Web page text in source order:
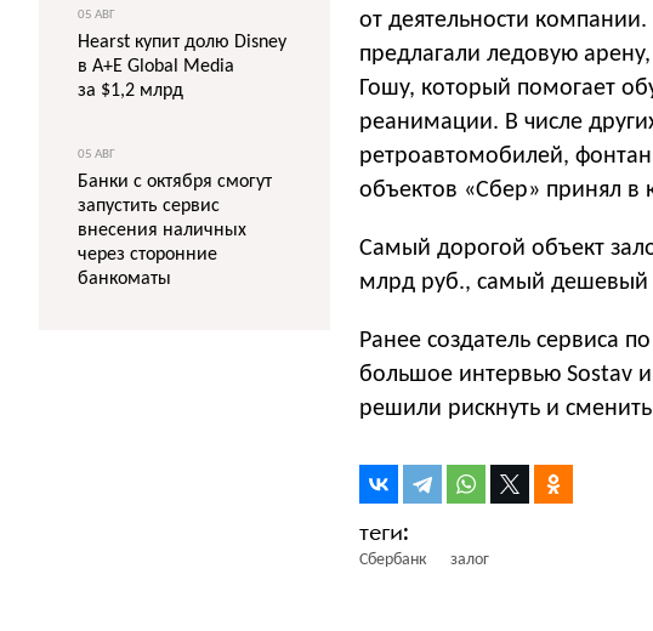
от деятельности компании.
предлагали ледовую
Гошу, который помогает
реанимации. В числе
ретроавтомобилей,
объектов «Сбер» принял в
Самый дорогой объект
млрд руб., самый дешевый
Ранее создатель сервиса
большое интервью Sostav и
решили рискнуть и
Сбербанк залог
05 АВГ
Hearst купит долю Disney
в A+E Global Media
за $1,2 млрд
05 АВГ
Банки с октября смогут
запустить сервис
внесения наличных
через сторонние
банкоматы